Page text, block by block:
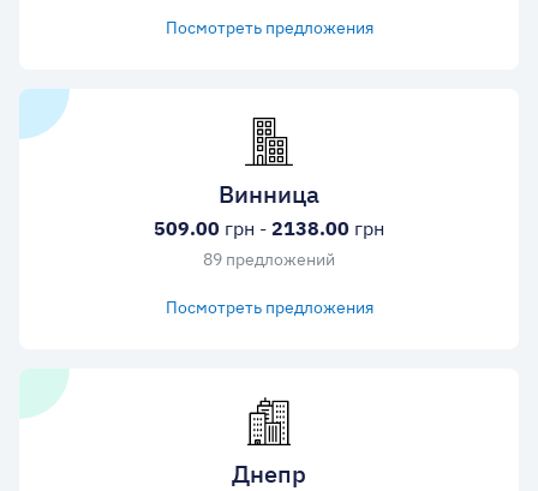
Посмотреть предложения
Винница
509.00 грн - 2138.00 грн
89 предложений
Посмотреть предложения
Днепр